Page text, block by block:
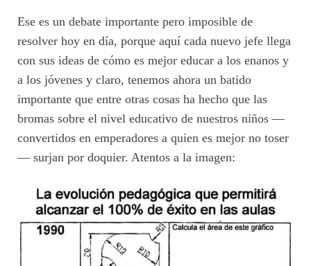
Ese es un debate importante pero imposible de
resolver hoy en día, porque aquí cada nuevo jefe llega
con sus ideas de cómo es mejor educar a los enanos y
a los jóvenes y claro, tenemos ahora un batido
importante que entre otras cosas ha hecho que las
bromas sobre el nivel educativo de nuestros niños —
convertidos en emperadores a quien es mejor no toser
— surjan por doquier. Atentos a la imagen: